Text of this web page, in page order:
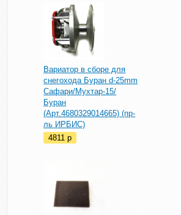
Вариатор в сборе для
снегохода Буран d-25mm
Сафари/Мухтар-15/
Буран
(Арт.4680329014665) (пр-
ль ИРБИС)
4811p